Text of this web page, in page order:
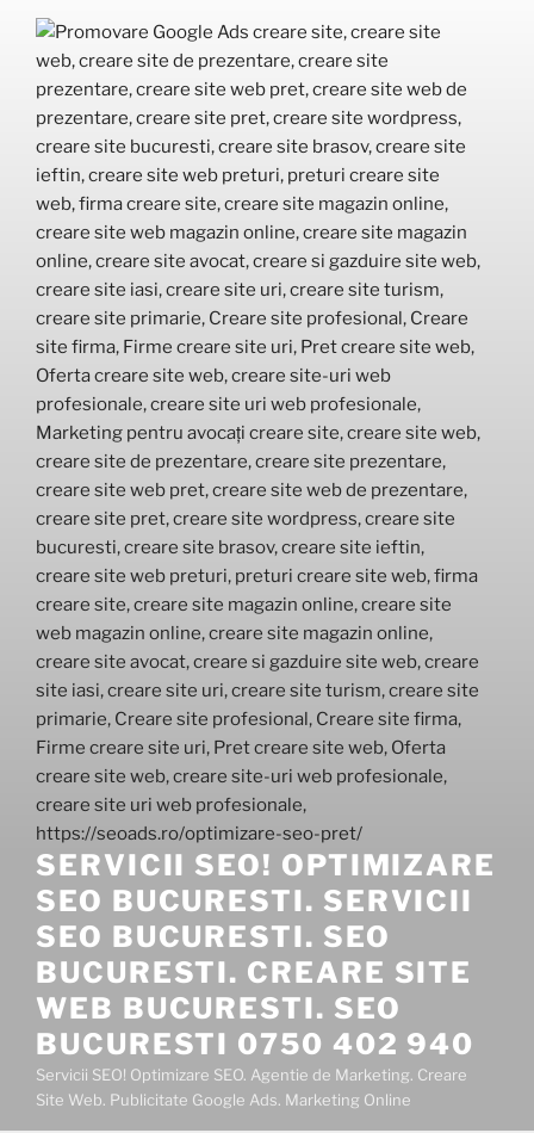
SERVICII SEO! OPTIMIZARE
SEO BUCURESTI. SERVICII
SEO BUCURESTI. SEO
BUCURESTI. CREARE SITE
WEB BUCURESTI. SEO
BUCURESTI 0750 402 940
Servicii SEO! Optimizare SEO. Agentie de Marketing. Creare
Site Web. Publicitate Google Ads. Marketing Online